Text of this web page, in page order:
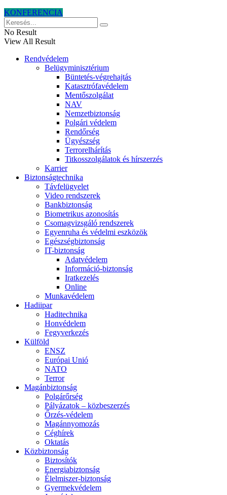
KONFERENCIA
No Result
View All Result
Rendvédelem
Belügyminisztérium
Büntetés-végrehajtás
Katasztrófavédelem
Mentőszolgálat
NAV
Nemzetbiztonság
Polgári védelem
Rendőrség
Ügyészség
Terrorelhárítás
Titkosszolgálatok és hírszerzés
Karrier
Biztonságtechnika
Távfelügyelet
Video rendszerek
Bankbiztonság
Biometrikus azonosítás
Csomagvizsgáló rendszerek
Egyenruha és védelmi eszközök
Egészségbiztonság
IT-biztonság
Adatvédelem
Információ-biztonság
Iratkezelés
Online
Munkavédelem
Hadiipar
Haditechnika
Honvédelem
Fegyverkezés
Külföld
ENSZ
Európai Unió
NATO
Terror
Magánbiztonság
Polgárőrség
Pályázatok – közbeszerzés
Őrzés-védelem
Magánnyomozás
Céghírek
Oktatás
Közbiztonság
Biztosítók
Energiabiztonság
Élelmiszer-biztonság
Gyermekvédelem